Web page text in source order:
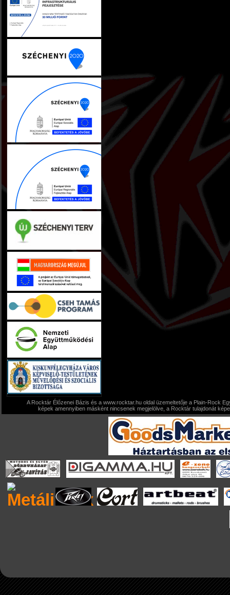
A Rocktár Élőzenei Bázis és a www.rocktar.hu oldal üzemeltetője a Plain-Rock
képek amennyiben másként nincsenek megjelölve, a Rocktár tulajdonát